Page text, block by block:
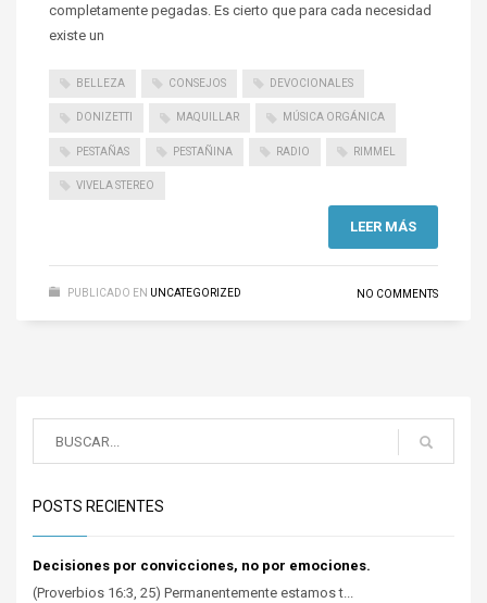
completamente pegadas. Es cierto que para cada necesidad
existe un
BELLEZA CONSEJOS DEVOCIONALES
DONIZETTI MAQUILLAR MÚSICA ORGÁNICA
PESTAÑAS PESTAÑINA RADIO RIMMEL
VIVELA STEREO
LEER MÁS
PUBLICADO EN UNCATEGORIZED NO COMMENTS
POSTS RECIENTES
Decisiones por convicciones, no por emociones.
(Proverbios 16:3, 25) Permanentemente estamos t...